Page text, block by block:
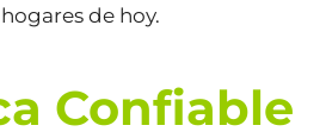
de hoy.
Confiable